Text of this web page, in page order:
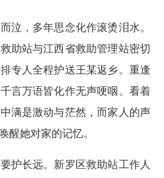
，多年思念化作滚烫泪水。
助站与江西省救助管理站密切
专人全程护送王某返乡。重逢
言万语皆化作无声哽咽。看着
满是激动与茫然，而家人的声
醒她对家的记忆。
长远。新罗区救助站工作人